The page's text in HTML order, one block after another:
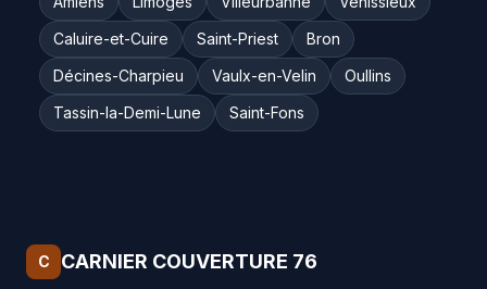
Caluire-et-Cuire
Saint-Priest
Bron
Décines-Charpieu
Vaulx-en-Velin
Oullins
Tassin-la-Demi-Lune
Saint-Fons
C CARNIER COUVERTURE 76